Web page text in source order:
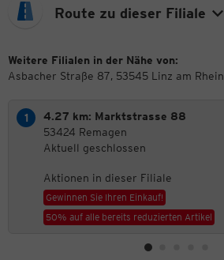
Route zu dieser Filiale
Weitere Filialen in der Nähe von:
Asbacher Straße 87, 53545 Linz am Rhein
4.27 km: Marktstrasse 88
53424 Remagen
Aktuell geschlossen
Aktionen in dieser Filiale
Gewinnen Sie Ihren Einkauf!
50% auf alle bereits reduzierten Artikel